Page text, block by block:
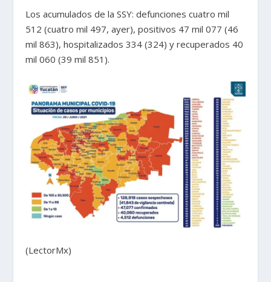
Los acumulados de la SSY: defunciones cuatro mil
512 (cuatro mil 497, ayer), positivos 47 mil 077 (46
mil 863), hospitalizados 334 (324) y recuperados 40
mil 060 (39 mil 851).
(LectorMx)